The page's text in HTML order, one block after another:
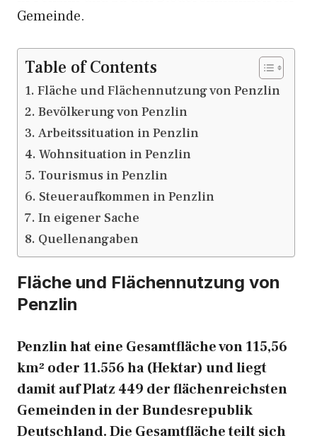
Gemeinde.
Table of Contents
Fläche und Flächennutzung von Penzlin
Bevölkerung von Penzlin
Arbeitssituation in Penzlin
Wohnsituation in Penzlin
Tourismus in Penzlin
Steueraufkommen in Penzlin
In eigener Sache
Quellenangaben
Fläche und Flächennutzung von
Penzlin
Penzlin hat eine Gesamtfläche von 115,56
km² oder 11.556 ha (Hektar) und liegt
damit auf Platz 449 der flächenreichsten
Gemeinden in der Bundesrepublik
Deutschland. Die Gesamtfläche teilt sich